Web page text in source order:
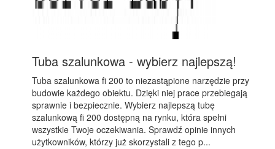
Tuba szalunkowa - wybierz najlepszą!
Tuba szalunkowa fi 200 to niezastąpione narzędzie przy
budowie każdego obiektu. Dzięki niej prace przebiegają
sprawnie i bezpiecznie. Wybierz najlepszą tubę
szalunkową fi 200 dostępną na rynku, która spełni
wszystkie Twoje oczekiwania. Sprawdź opinie innych
użytkowników, którzy już skorzystali z tego p...